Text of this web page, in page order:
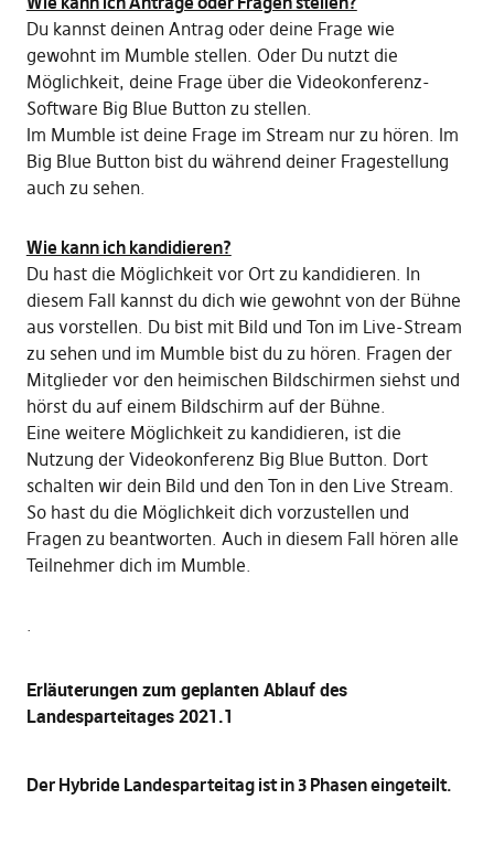
Du kannst deinen Antrag oder deine Frage wie
gewohnt im Mumble stellen. Oder Du nutzt die
Möglichkeit, deine Frage über die Videokonferenz-
Software Big Blue Button zu stellen.
Im Mumble ist deine Frage im Stream nur zu hören. Im
Big Blue Button bist du während deiner Fragestellung
auch zu sehen.
Wie kann ich kandidieren?
Du hast die Möglichkeit vor Ort zu kandidieren. In
diesem Fall kannst du dich wie gewohnt von der Bühne
aus vorstellen. Du bist mit Bild und Ton im Live-Stream
zu sehen und im Mumble bist du zu hören. Fragen der
Mitglieder vor den heimischen Bildschirmen siehst und
hörst du auf einem Bildschirm auf der Bühne.
Eine weitere Möglichkeit zu kandidieren, ist die
Nutzung der Videokonferenz Big Blue Button. Dort
schalten wir dein Bild und den Ton in den Live Stream.
So hast du die Möglichkeit dich vorzustellen und
Fragen zu beantworten. Auch in diesem Fall hören alle
Teilnehmer dich im Mumble.
.
Erläuterungen zum geplanten Ablauf des
Landesparteitages 2021.1
Der Hybride Landesparteitag ist in 3 Phasen eingeteilt.